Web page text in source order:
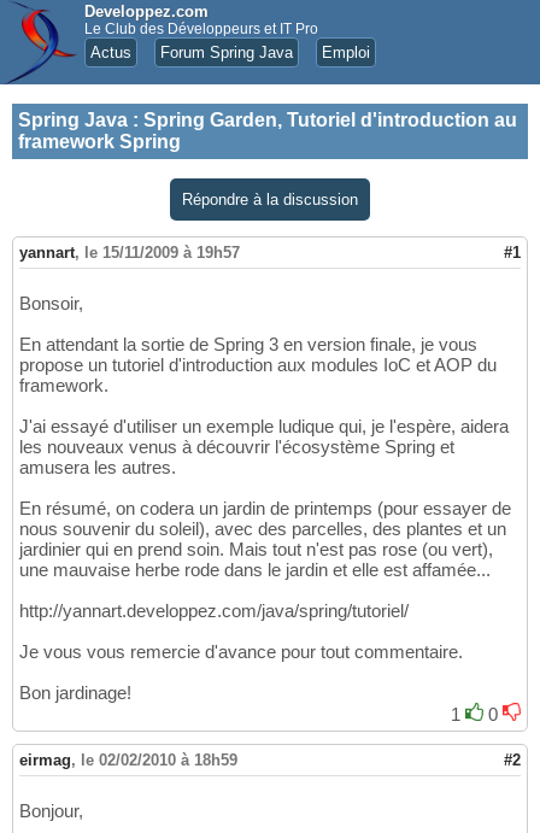
Developpez.com
Le Club des Développeurs et IT Pro
Actus Forum Spring Java Emploi
Spring Java : Spring Garden, Tutoriel d'introduction au
framework Spring
Répondre à la discussion
yannart, le 15/11/2009 à 19h57 #1
Bonsoir,
En attendant la sortie de Spring 3 en version finale, je vous
propose un tutoriel d'introduction aux modules IoC et AOP du
framework.
J'ai essayé d'utiliser un exemple ludique qui, je l'espère, aidera
les nouveaux venus à découvrir l'écosystème Spring et
amusera les autres.
En résumé, on codera un jardin de printemps (pour essayer de
nous souvenir du soleil), avec des parcelles, des plantes et un
jardinier qui en prend soin. Mais tout n'est pas rose (ou vert),
une mauvaise herbe rode dans le jardin et elle est affamée...
http://yannart.developpez.com/java/spring/tutoriel/
Je vous vous remercie d'avance pour tout commentaire.
Bon jardinage!
1
0
eirmag, le 02/02/2010 à 18h59 #2
Bonjour,